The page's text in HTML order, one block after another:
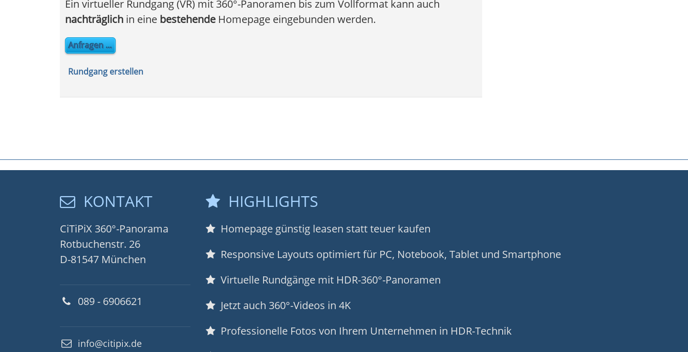
Ein virtueller Rundgang (VR) mit 360°-Panoramen bis zum Vollformat kann auch
nachträglich in eine bestehende Homepage eingebunden werden.
Anfragen ...
Rundgang erstellen
KONTAKT
CiTiPiX 360°-Panorama
Rotbuchenstr. 26
D-81547 München
089 - 6906621
info@citipix.de
HIGHLIGHTS
Homepage günstig leasen statt teuer kaufen
Responsive Layouts optimiert für PC, Notebook, Tablet und Smartphone
Virtuelle Rundgänge mit HDR-360°-Panoramen
Jetzt auch 360°-Videos in 4K
Professionelle Fotos von Ihrem Unternehmen in HDR-Technik